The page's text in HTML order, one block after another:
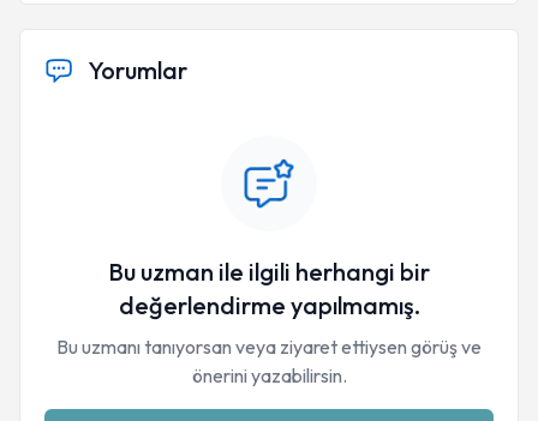
Yorumlar
Bu uzman ile ilgili herhangi bir
değerlendirme yapılmamış.
Bu uzmanı tanıyorsan veya ziyaret ettiysen görüş ve
önerini yazabilirsin.